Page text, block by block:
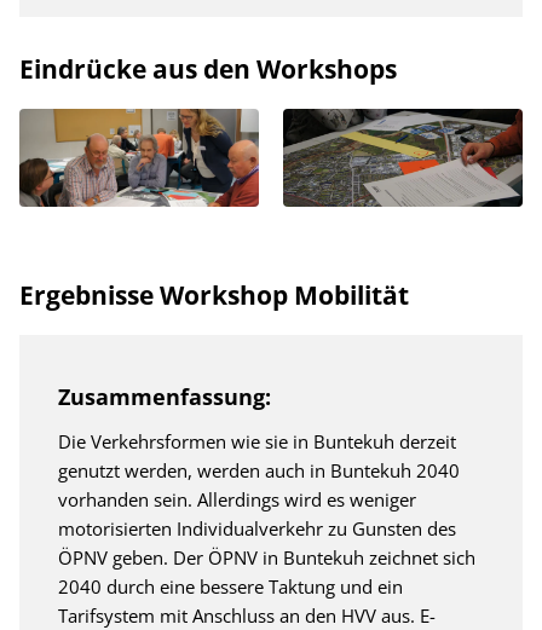
Eindrücke aus den Workshops
Ergebnisse Workshop Mobilität
Zusammenfassung:
Die Verkehrsformen wie sie in Buntekuh derzeit
genutzt werden, werden auch in Buntekuh 2040
vorhanden sein. Allerdings wird es weniger
motorisierten Individualverkehr zu Gunsten des
ÖPNV geben. Der ÖPNV in Buntekuh zeichnet sich
2040 durch eine bessere Taktung und ein
Tarifsystem mit Anschluss an den HVV aus. E-